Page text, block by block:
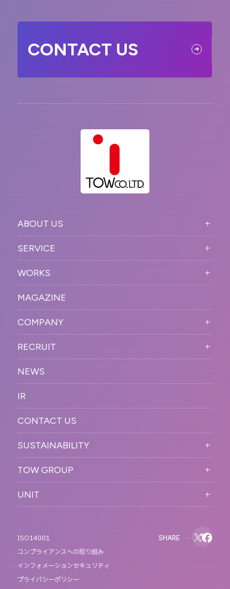
CONTACT US
ABOUT US
PURPOSE
VISION
OUR DNA
SERVICE
STRONG POINT
BUSINESS DOMAIN
SOLUTION
WORKFLOW
WORKS
オンラインイベント
SNSプロモーション
プラットフォーム販
促
デジタル制作・映像
制作
PR
カンファレンス・展示会・アワ
ESPORTS・ゲームプロモーシ
MAGAZINE
COMPANY
COMPANY INFORMATION
MESSAGE
OFFICER
ACCESS
ORGANIZATION CHART
HISTORY
RECRUIT
新卒採用
キャリア採用
NEWS
IR
CONTACT US
SUSTAINABILITY
サステナビリティ
TOW GROUP
MOTTO
BLUES MOBILE
UNIT
ISO14001
コンプライアンスへの取り組み
インフォメーションセキュリティ
プライバシーポリシー
SHARE